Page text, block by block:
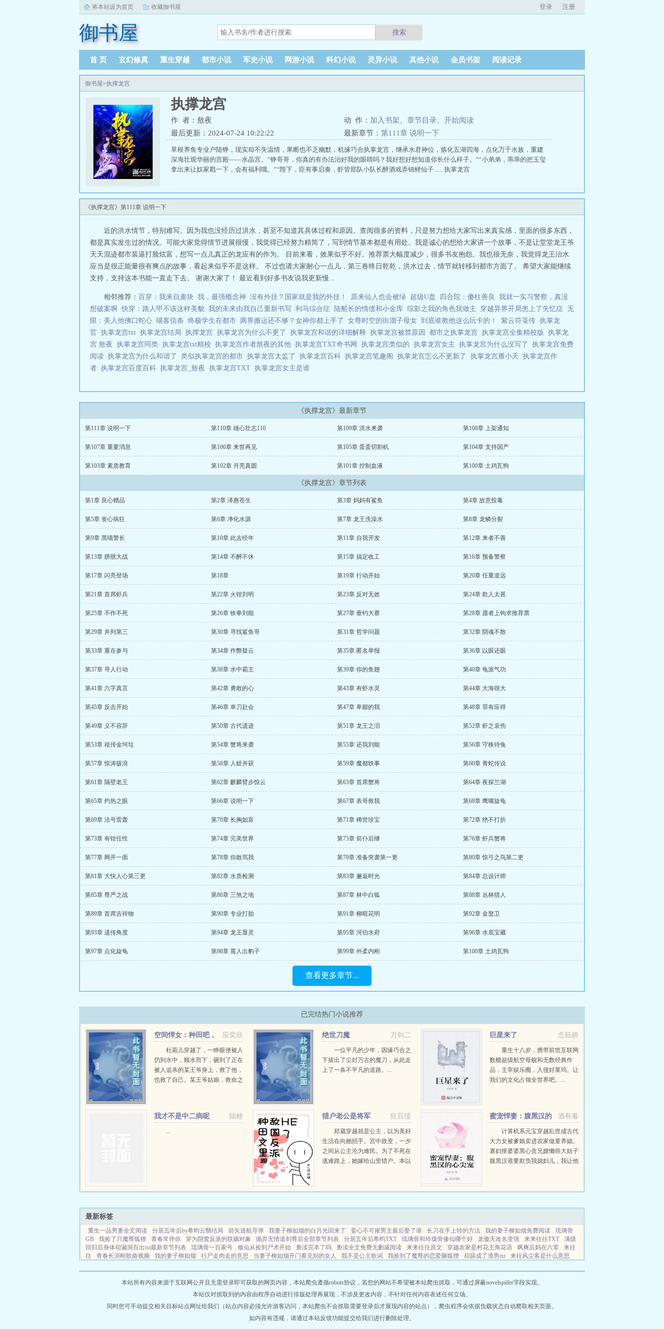
将本站设为首页 收藏御书屋 登录 注册
御书屋 搜索
首 页 玄幻修真 重生穿越 都市小说 军史小说 网游小说 科幻小说 灵异小说 其他小说 会员书架 阅读记录
御书屋>执撑龙宫
执撑龙宫
作 者：敖夜 动 作： 加入书架 章节目录
开始阅读
最后更新：2024-07-24 10:22:22
最新章节： 第111章 说明一下
草根养鱼专业户陆铮，现实却不失温情，果断也不乏幽默，机缘巧合执掌龙宫，继承水君神位，炼化五湖四海，点化万千水族，重建
深海壮观华丽的宫殿——水晶宫。“铮哥哥，你真的有办法治好我的眼睛吗？我好想好想知道你长什么样子。”“小弟弟，乖乖的把玉玺
拿出来让奴家戳一下，会有福利哦。”“陛下，臣有事启奏，虾管部队小队长醉酒戏弄锦鲤仙子...... 执掌龙宫
《执撑龙宫》第111章 说明一下
近的洪水情节，特别难写。因为我也没经历过洪水，甚至不知道其具体过程和原因。查阅很多的资料，只是努力想给大家写出来真实感，里面的很多东西，
都是真实发生过的情况。可能大家觉得情节进展很慢，我觉得已经努力精简了，写到情节基本都是有用处。我是诚心的想给大家讲一个故事，不是让堂堂龙王爷
天天混迹都市装逼打脸炫富，想写一点儿真正的龙应有的作为。 目前来看，效果似乎不好。推荐票大幅度减少，很多书友抱怨。我也很无奈，我觉得龙王治水
应当是很正能量很有爽点的故事，看起来似乎不是这样。 不过也请大家耐心一点儿，第三卷终日乾乾，洪水过去，情节就转移到都市方面了。 希望大家能继续
支持，支持这本书能一直走下去。 谢谢大家了！ 最近看到好多书友说我更新慢...
相邻推荐： 百穿：我来自麦块 我，最强概念神 没有外挂？国家就是我的外挂！ 原来仙人也会被绿 超级U盘 四合院：傻柱善良
我就一实习警察，真没
想破案啊
快穿：路人甲不该这样美貌 我的未来由我自己重新书写 利马综合症 陆船长的情债和小金库 综影之我的角色我做主 穿越异界开局患上了失忆症 无
限：美人他佛口蛇心 喵客信条 终极学生在都市 两界搬运还不够？女神你都上手了 女尊时空的街溜子母女 到底谁教他这么玩卡的！ 紫云符箓传 执掌龙
官 执掌龙宫txt 执掌龙宫结局 执撑龙宫 执掌龙宫为什么不更了 执掌龙宫和谐的详细解释 执掌龙宫被禁原因 都市之执掌龙宫 执掌龙宫全集精校版 执掌龙
宫 敖夜 执掌龙宫同类 执掌龙宫txt精校 执掌龙宫作者熬夜的其他 执掌龙宫TXT奇书网 执掌龙宫类似的 执掌龙宫女主 执掌龙宫为什么没写了 执掌龙宫免费
阅读 执掌龙宫为什么和谐了 类似执掌龙宫的都市 执掌龙宫太监了 执掌龙宫百科 执掌龙宫笔趣阁 执掌龙宫怎么不更新了 执掌龙宫雁小天 执掌龙宫作
者 执掌龙宫百度百科 执掌龙宫_敖夜 执掌龙宫TXT 执掌龙宫女主是谁
《执撑龙宫》最新章节
第111章 说明一下 第110章 雄心壮志110 第109章 洪水来袭 第108章 上架通知
第107章 重要消息 第106章 来世再见 第105章 蛋蛋切割机 第104章 支持国产
第103章 素质教育 第102章 月亮真圆 第101章 控制血液 第100章 土鸡瓦狗
《执撑龙宫》章节列表
第1章 良心赠品 第2章 泽惠苍生 第3章 妈妈有鲨鱼 第4章 故意投毒
第5章 丧心病狂 第6章 净化水源 第7章 龙王洗澡水 第8章 龙鳞分裂
第9章 黑喵警长 第10章 此去经年 第11章 自我开发 第12章 来者不善
第13章 膀胱大战 第14章 不醉不休 第15章 搞定收工 第16章 预备警察
第17章 闪亮登场 第18章 第19章 行动开始 第20章 任重道远
第21章 首席虾兵 第22章 火钳刘明 第23章 反对无效 第24章 欺人太甚
第25章 不作不死 第26章 铁拳刘能 第27章 垂钓大赛 第28章 愿者上钩求推荐票
第29章 并列第三 第30章 寻找鲨鱼哥 第31章 哲学问题 第32章 阴魂不散
第33章 重在参与 第34章 作弊疑云 第35章 匿名举报 第36章 以眼还眼
第37章 寻人行动 第38章 水中霸主 第39章 你的鱼翅 第40章 龟派气功
第41章 六字真言 第42章 勇敢的心 第43章 有虾水灵 第44章 大海很大
第45章 反击开始 第46章 单刀赴会 第47章 卑鄙的我 第48章 罪有应得
第49章 义不容辞 第50章 古代遗迹 第51章 龙王之泪 第52章 虾之哀伤
第53章 祖传金坷垃 第54章 蟹将来袭 第55章 还我刘能 第56章 守株待兔
第57章 惊涛骇浪 第58章 人赃并获 第59章 魔都轶事 第60章 青蛇传说
第61章 隔壁老王 第62章 麒麟臂步惊云 第63章 首席蟹将 第64章 夜探兰湖
第65章 灼热之眼 第66章 说明一下 第67章 表哥救我 第68章 鹰嘴旋龟
第69章 法号雷轰 第70章 长胸如富 第71章 稀世珍宝 第72章 绝不打折
第73章 有钳任性 第74章 完美世界 第75章 前仆后继 第76章 虾兵蟹将
第77章 网开一面 第78章 你敢骂我 第79章 准备突袭第一更 第80章 惊弓之鸟第二更
第81章 大快人心第三更 第82章 水质检测 第83章 邂逅时光 第84章 总设计师
第85章 尊严之战 第86章 三煞之地 第87章 林中白狐 第88章 丛林猎人
第89章 首席吉祥物 第90章 专业打胎 第91章 柳暗花明 第92章 金螯卫
第93章 遗传角度 第94章 龙王显灵 第95章 河伯水府 第96章 水底宝藏
第97章 点化旋龟 第98章 蔫人出豹子 第99章 外柔内刚 第100章 土鸡瓦狗
查看更多章节...
已完结热门小说推荐
应奕欣
空间悍女：种田吧，
王爷！杜菀儿穿越了，一睁眼便被人
扔到水中，顺水而下，砸到了正在
被人追杀的某王爷身上，救了他，
也救了自己。某王爷姑娘，救命之
菀儿上...
万剑二
绝世刀魔
一位平凡的少年，因缘巧合之
下拔出了尘封万古的魔刀，从此走
上了一条不平凡的道路。...
念笯娇
巨星来了
重生十八岁，携带前世互联网
数艘超级航空母舰和无数经典作
品，主宰娱乐圈，入侵好莱坞。让
我们的文化占领全世界吧。...
陆鲤
我才不是中二病呢
...
狂且懦
猎户老公是将军
郑葳穿越就是公主，以为美好
生活在向她招手。宫中政变，一夕
之间从公主沦为难民。为了不死在
逃难路上，她嫁给山里猎户。本以
酒有毒
蜜宠悍妻：腹黑汉的
心尖宠计算机系元宝穿越乱世成古代
大力女被爹娘卖进农家做童养媳。
寡妇抠婆婆黑心贪兄嫂懒癌大姑子
腹黑汉谁要欺负我媳妇儿，我让他
口痛痛痛，宛若胸口碎大石里的大
最新标签
重生一品男妻全文阅读 分居五年后by希昀云翳结局 箭矢巡航导弹 我妻子柳如烟的白月光回来了 妾心不可摧男主最后娶了谁 长刀在手上转的方法 我的妻子柳如烟免费阅读
琉璃骨
GB
我捡了只魔尊狐狸 青春常伴你 穿为阴鸷反派的联姻对象 抛弃无情道剑尊后全部章节列表 分居五年后希昀TXT 琉璃骨和玲珑骨修仙哪个好 龙傲天改名变强 来来往往TXT
满级
回归后身体却漏洞百出txt最新章节列表
琉璃骨一百家号 修仙从捡到尸术开始 亵渎完本了吗 亵渎全文免费无删减阅读 来来往往原文 穿越农家是村花主角花语 飒爽后妈在六零
来往
往
青春长渕刚歌曲视频 我的妻子柳如烟 行尸走肉走的意思 当妻子柳如烟开门看见别的女人 我不是公主歌词 我捡到了魔尊的恋爱脑狐狸 却舔成了渣男txt
来往风尘客是什么意思
仙途漫画
妻子柳如烟抛下还在高烧的我 玉堂香福在线阅读 诡秘途径图表 红楼之黛玉的生存日常 行尸走肉 意思 千千锦瑟戏中织大结局 陆总啊 修仙从捡尸开始笔趣阁
青春长治
本站所有内容来源于互联网公开且无需登录即可获取的网页内容，本站爬虫遵循robots协议，若您的网站不希望被本站爬虫抓取，可通过屏蔽novelspider字段实现。
本站仅对抓取到的内容由程序自动进行排版处理再展现，不涉及更改内容，不针对任何内容表述任何立场。
同时您可手动提交相关目标站点网址给我们（站点内容必须允许游客访问，本站爬虫不会抓取需要登录后才展现内容的站点），爬虫程序会依据负载状态自动爬取相关页面。
如内容有违规，请通过本站反馈功能提交给我们进行删除处理。